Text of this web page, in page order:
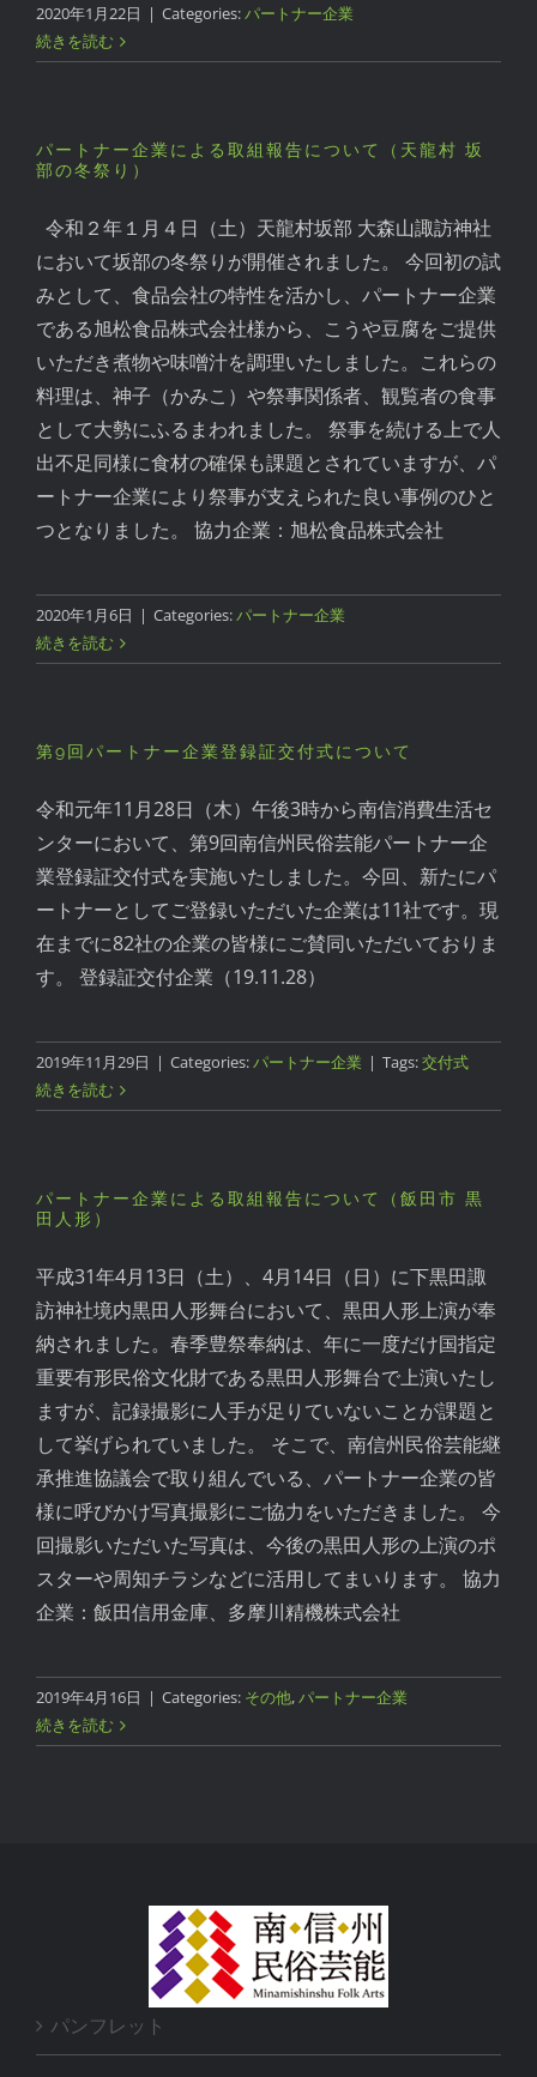
2020年1月22日 | Categories:パートナー企業
続きを読む
パートナー企業による取組報告について（天龍村 坂
部の冬祭り）
令和２年１月４日（土）天龍村坂部 大森山諏訪神社
において坂部の冬祭りが開催されました。 今回初の試
みとして、食品会社の特性を活かし、パートナー企業
である旭松食品株式会社様から、こうや豆腐をご提供
いただき煮物や味噌汁を調理いたしました。これらの
料理は、神子（かみこ）や祭事関係者、観覧者の食事
として大勢にふるまわれました。 祭事を続ける上で人
出不足同様に食材の確保も課題とされていますが、パ
ートナー企業により祭事が支えられた良い事例のひと
つとなりました。 協力企業：旭松食品株式会社
2020年1月6日 | Categories:パートナー企業
続きを読む
第9回パートナー企業登録証交付式について
令和元年11月28日（木）午後3時から南信消費生活セ
ンターにおいて、第9回南信州民俗芸能パートナー企
業登録証交付式を実施いたしました。今回、新たにパ
ートナーとしてご登録いただいた企業は11社です。現
在までに82社の企業の皆様にご賛同いただいておりま
す。 登録証交付企業（19.11.28）
2019年11月29日 | Categories:パートナー企業 | Tags:交付式
続きを読む
パートナー企業による取組報告について（飯田市 黒
田人形）
平成31年4月13日（土）、4月14日（日）に下黒田諏
訪神社境内黒田人形舞台において、黒田人形上演が奉
納されました。春季豊祭奉納は、年に一度だけ国指定
重要有形民俗文化財である黒田人形舞台で上演いたし
ますが、記録撮影に人手が足りていないことが課題と
して挙げられていました。 そこで、南信州民俗芸能継
承推進協議会で取り組んでいる、パートナー企業の皆
様に呼びかけ写真撮影にご協力をいただきました。 今
回撮影いただいた写真は、今後の黒田人形の上演のポ
スターや周知チラシなどに活用してまいります。 協力
企業：飯田信用金庫、多摩川精機株式会社
2019年4月16日 | Categories: その他,パートナー企業
続きを読む
パンフレット